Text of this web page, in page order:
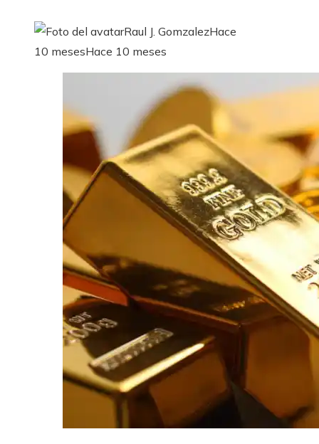
Raul J. GomzalezHace
10 mesesHace 10 meses